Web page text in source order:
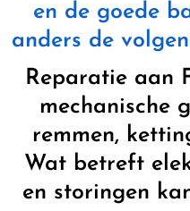
en de goede
anders de
Reparatie aan
mechanische
remmen,
Wat betreft
en storingen